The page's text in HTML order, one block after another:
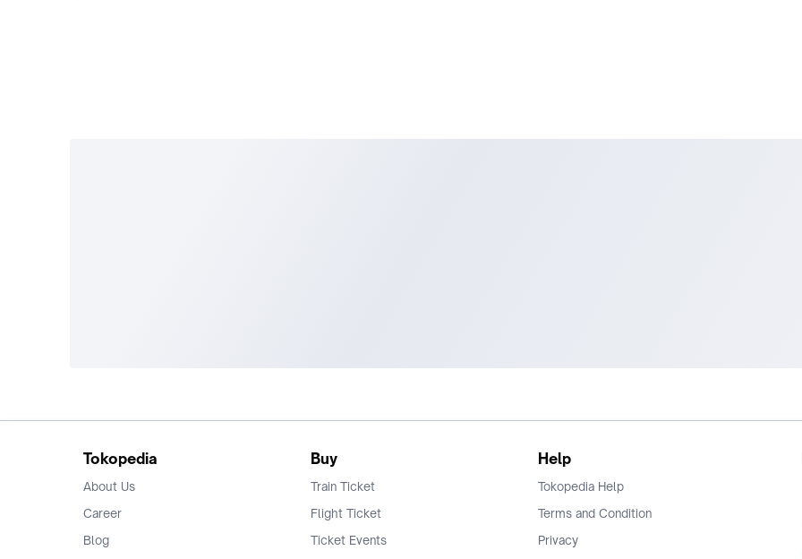
Tokopedia
About Us
Career
Blog
Buy
Train Ticket
Flight Ticket
Ticket Events
Help
Tokopedia Help
Terms and Condition
Privacy